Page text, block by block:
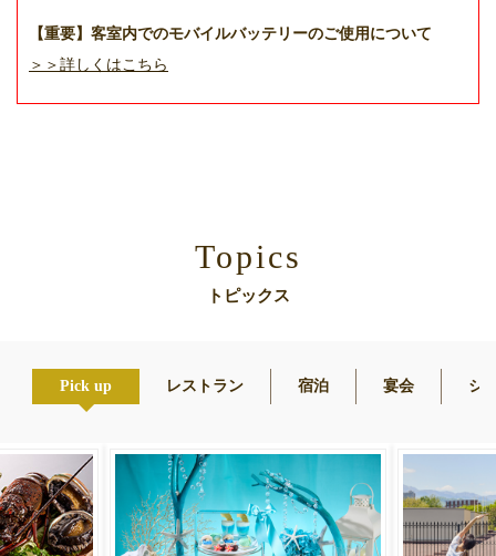
【重要】客室内でのモバイルバッテリーのご使用について
＞＞詳しくはこちら
Topics
トピックス
Pick up レストラン 宿泊 宴会 シ